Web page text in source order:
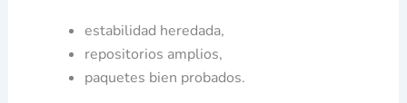
estabilidad heredada,
repositorios amplios,
paquetes bien probados.